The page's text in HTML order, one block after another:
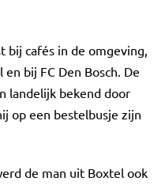
bij cafés in de omgeving,
bij FC Den Bosch. De
landelijk bekend door
op een bestelbusje zijn
de man uit Boxtel ook